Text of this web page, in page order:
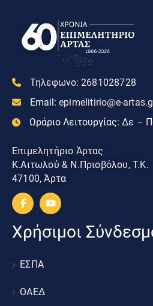
Τηλεφωνο: 2681028728
Email: epimelitirio@e-
Ωράριο Λειτουργίας: Δε –
Επιμελητήριο Άρτας
Κ.Αιτωλού & Ν.Πριοβόλου, Τ.Κ.
47100, Άρτα
Χρήσιμοι
ΕΣΠΑ
ΟΑΕΔ